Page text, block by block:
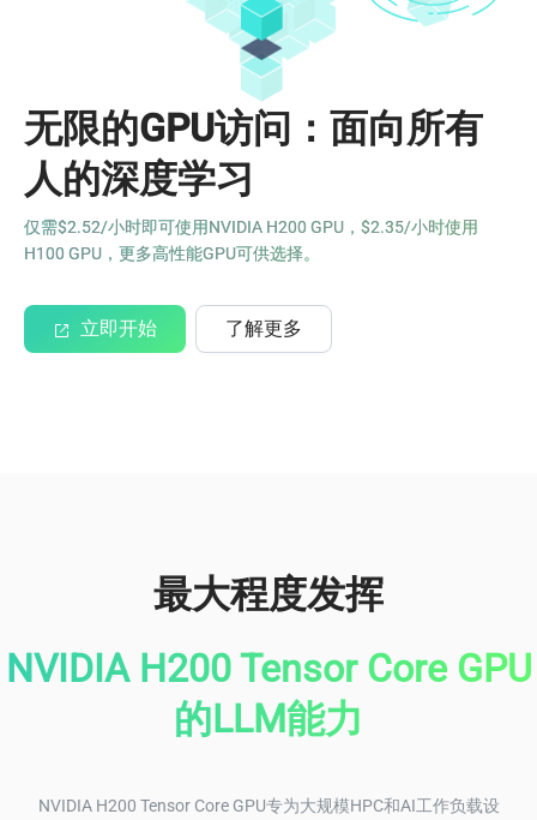
无限的GPU访问：面向所有
人的深度学习
仅需$2.52/小时即可使用NVIDIA H200 GPU，$2.35/小时使用
H100 GPU，更多高性能GPU可供选择。
立即开始 了解更多
最大程度发挥
NVIDIA H200 Tensor Core GPU
的LLM能力
NVIDIA H200 Tensor Core GPU专为大规模HPC和AI工作负载设